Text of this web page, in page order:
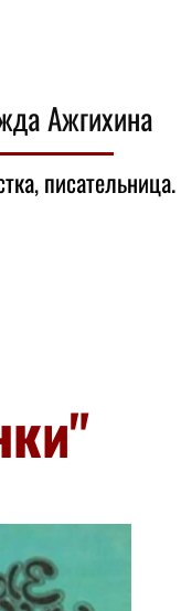
Ажгихина
писательница.